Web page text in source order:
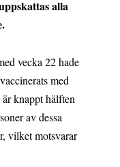
alla
vecka 22 hade
med
knappt hälften
av dessa
vilket motsvarar